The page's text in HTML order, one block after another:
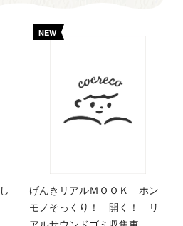
NEW
げんきリアルＭＯＯＫ ホン
モノそっくり！ 開く！ リ